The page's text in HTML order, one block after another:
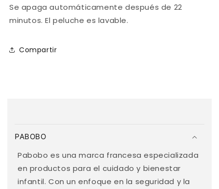
Se apaga automáticamente después de 22
minutos. El peluche es lavable.
Compartir
n
t
e
n
PABOBO
Pabobo es una marca francesa especializada
en productos para el cuidado y bienestar
infantil. Con un enfoque en la seguridad y la